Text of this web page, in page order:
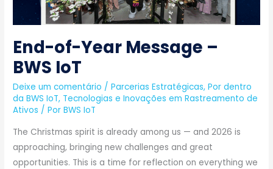
End-of-Year Message –
BWS IoT
Deixe um comentário /Parcerias Estratégicas,Por dentro
da BWS IoT, Tecnologias e Inovações em Rastreamento de
Ativos / PorBWS IoT
The Christmas spirit is already among us — and 2026 is
approaching, bringing new challenges and great
opportunities. This is a time for reflection on everything we